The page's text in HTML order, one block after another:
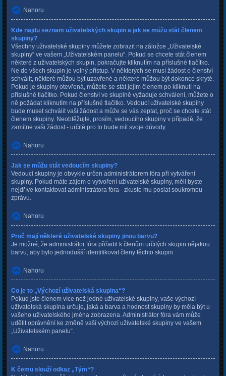
Nahoru
Kde najdu seznam uživatelských skupin a jak se můžu stát členem
skupiny?
Všechny uživatelské skupiny můžete zobrazit na záložce „Uživatelské
skupiny“ ve vašem „Uživatelském panelu“. Pokud se chcete stát členem
některé z uživatelských skupin, pokračujte kliknutím na příslušné tlačítko.
Ne do všech skupin je volný přístup. V některých se musí žádost o členství
schválit, některé můžou být uzavřené a některé můžou být dokonce skryté.
Pokud je skupiny otevřená, můžete se stát jejím členem po kliknutí na
příslušné tlačítko. Pokud členství ve skupině vyžaduje schválení, můžete o
ně požádat kliknutím na příslušné tlačítko. Vedoucí uživatelské skupiny
bude muset schválit vaši žádost a může se vás zeptat, proč se chcete stát
členem skupiny. Neobtěžujte, prosím, vedoucího skupiny v případě, že
zamítne vaši žádost - určitě pro to bude mít svoje důvody.
Nahoru
Jak se můžu stát vedoucím skupiny?
Vedoucí skupiny je obvykle určen administrátorem fóra při vytváření
skupiny. Pokud máte zájem o vytvoření uživatelské skupiny, měli byste
nejdříve kontaktovat administrátora fóra - zkuste mu poslat soukromou
zprávu.
Nahoru
Proč mají některé uživatelské skupiny jinou barvu?
Je možné, že administrátor fóra přiřadil k členům určitých skupin nějakou
barvu, aby bylo jednodušší identifikovat členy těchto skupin.
Nahoru
Co je to „Výchozí uživatelská skupina“?
Pokud jste členem více než jedné uživatelské skupiny, vaše výchozí
uživatelská skupina určuje, jaká a barva a hodnost skupiny by měla být u
vašeho uživatelského jména zobrazena. Administrátor fóra vám může
udělit oprávnění ke změně vaší výchozí uživatelské skupiny ve vašem
„Uživatelském panelu“.
Nahoru
K čemu slouží odkaz „Tým“?